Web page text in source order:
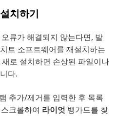
치하기
류가 해결되지 않는다면, 발
트 소프트웨어를 재설치하는
로 설치하면 손상된 파일이나
다.
추가/제거를 입력한 후 목록
크롤하여 라이엇 뱅가드를 찾